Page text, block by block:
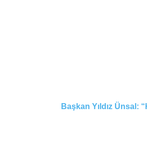
Başkan Yıldız Ünsal: